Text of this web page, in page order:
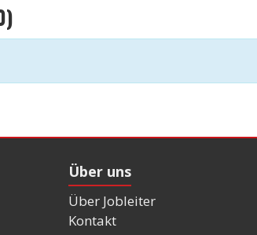
Über uns
Über Jobleiter
Kontakt